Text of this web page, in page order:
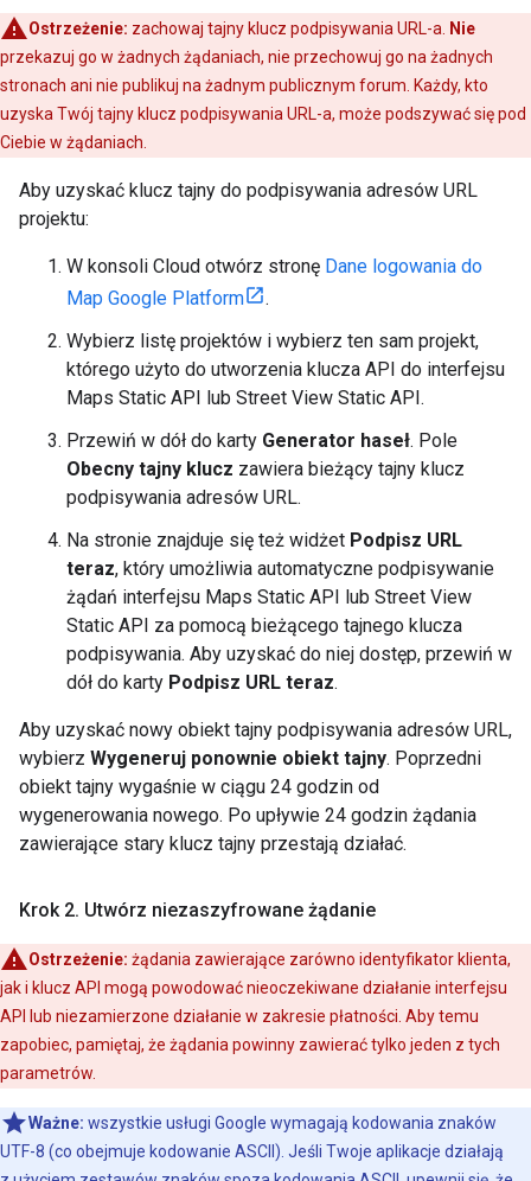
Ostrzeżenie: zachowaj tajny klucz podpisywania URL-a.
Nie
przekazuj go w żadnych żądaniach, nie przechowuj go na żadnych
stronach ani nie publikuj na żadnym publicznym forum. Każdy, kto
uzyska Twój tajny klucz podpisywania URL-a, może podszywać się pod
Ciebie w żądaniach.
Aby uzyskać klucz tajny do podpisywania adresów URL
projektu:
W konsoli Cloud otwórz stronę Dane logowania do
Map Google Platform
.
Wybierz listę projektów i wybierz ten sam projekt,
którego użyto do utworzenia klucza API do interfejsu
Maps Static API lub Street View Static API.
Przewiń w dół do karty Generator haseł. Pole
Obecny tajny klucz zawiera bieżący tajny klucz
podpisywania adresów URL.
Na stronie znajduje się też widżet Podpisz URL
teraz, który umożliwia automatyczne podpisywanie
żądań interfejsu Maps Static API lub Street View
Static API za pomocą bieżącego tajnego klucza
podpisywania. Aby uzyskać do niej dostęp, przewiń w
dół do karty Podpisz URL teraz.
Aby uzyskać nowy obiekt tajny podpisywania adresów URL,
wybierz Wygeneruj ponownie obiekt tajny. Poprzedni
obiekt tajny wygaśnie w ciągu 24 godzin od
wygenerowania nowego. Po upływie 24 godzin żądania
zawierające stary klucz tajny przestają działać.
Krok 2. Utwórz niezaszyfrowane żądanie
Ostrzeżenie: żądania zawierające zarówno identyfikator klienta,
jak i klucz API mogą powodować nieoczekiwane działanie interfejsu
API lub niezamierzone działanie w zakresie płatności. Aby temu
zapobiec, pamiętaj, że żądania powinny zawierać tylko jeden z tych
parametrów.
Ważne: wszystkie usługi Google wymagają kodowania znaków
UTF-8 (co obejmuje kodowanie ASCII). Jeśli Twoje aplikacje działają